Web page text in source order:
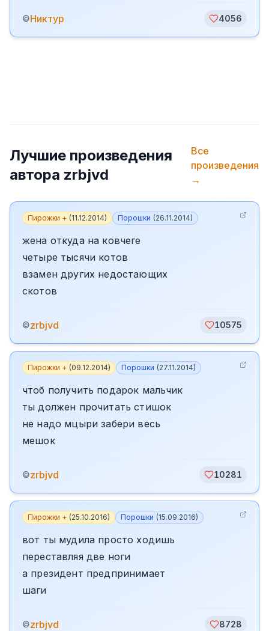
©Никтур 4056
Лучшие произведения
автора zrbjvd
Все
произведения
→
Пирожки + (11.12.2014) Порошки (26.11.2014)
жена откуда на ковчеге
четыре тысячи котов
взамен других недостающих
скотов
©zrbjvd 10575
Пирожки + (09.12.2014) Порошки (27.11.2014)
чтоб получить подарок мальчик
ты должен прочитать стишок
не надо мцыри забери весь
мешок
©zrbjvd 10281
Пирожки + (25.10.2016) Порошки (15.09.2016)
вот ты мудила просто ходишь
переставляя две ноги
а президент предпринимает
шаги
©zrbjvd 8728